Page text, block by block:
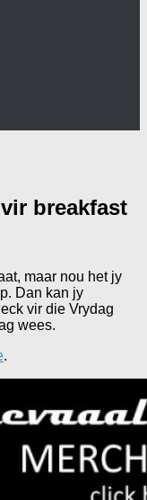
breakfast
maar nou het jy
Dan kan jy
vir die Vrydag
wees.
.